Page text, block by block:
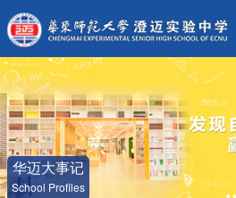
华迈大事记
School Profiles